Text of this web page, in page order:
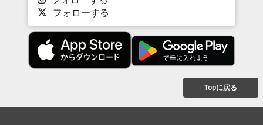
フォローする
Topに戻る